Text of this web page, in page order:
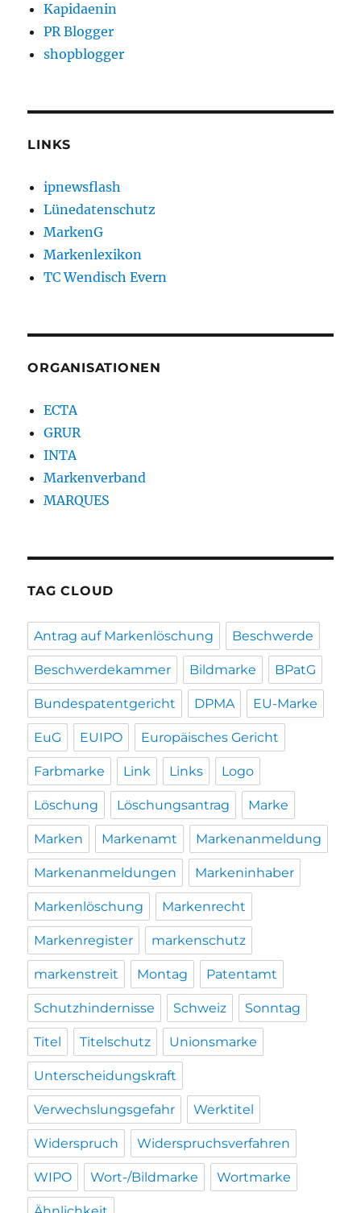
Kapidaenin
PR Blogger
shopblogger
LINKS
ipnewsflash
Lünedatenschutz
MarkenG
Markenlexikon
TC Wendisch Evern
ORGANISATIONEN
ECTA
GRUR
INTA
Markenverband
MARQUES
TAG CLOUD
Antrag auf Markenlöschung Beschwerde
Beschwerdekammer Bildmarke BPatG
Bundespatentgericht DPMA EU-Marke
EuG EUIPO Europäisches Gericht
Farbmarke Link Links Logo
Löschung Löschungsantrag Marke
Marken Markenamt Markenanmeldung
Markenanmeldungen Markeninhaber
Markenlöschung Markenrecht
Markenregister markenschutz
markenstreit Montag Patentamt
Schutzhindernisse Schweiz Sonntag
Titel Titelschutz Unionsmarke
Unterscheidungskraft
Verwechslungsgefahr Werktitel
Widerspruch Widerspruchsverfahren
WIPO Wort-/Bildmarke Wortmarke